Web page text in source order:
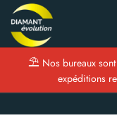
⛱ Nos bureaux
expéditions